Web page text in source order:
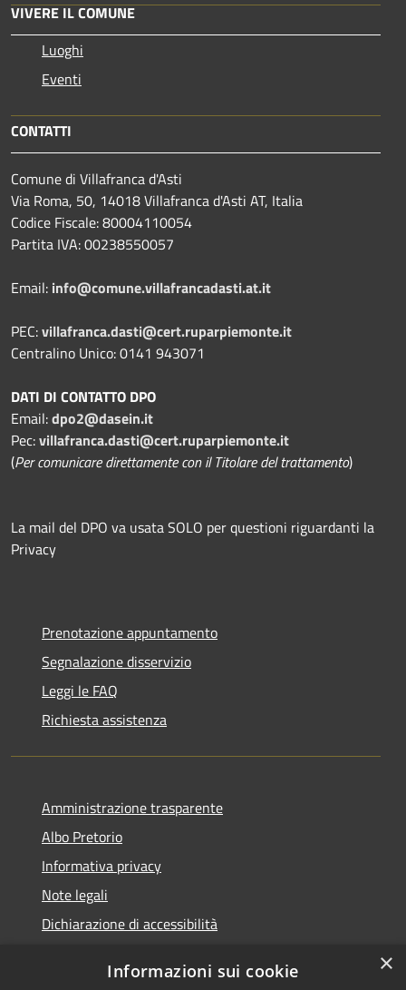
VIVERE IL COMUNE
Luoghi
Eventi
CONTATTI
Comune di Villafranca d'Asti
Via Roma, 50, 14018 Villafranca d'Asti AT, Italia
Codice Fiscale: 80004110054
Partita IVA: 00238550057
Email: info@comune.villafrancadasti.at.it
PEC:villafranca.dasti@cert.ruparpiemonte.it
Centralino Unico: 0141 943071
DATI DI CONTATTO DPO
Email:dpo2@dasein.it
Pec:villafranca.dasti@cert.ruparpiemonte.it
(Per comunicare direttamente con il Titolare del trattamento)
La mail del DPO va usata SOLO per questioni riguardanti la
Privacy
Prenotazione appuntamento
Segnalazione disservizio
Leggi le FAQ
Richiesta assistenza
Amministrazione trasparente
Albo Pretorio
Informativa privacy
Note legali
Dichiarazione di accessibilità
×
Informazioni sui cookie